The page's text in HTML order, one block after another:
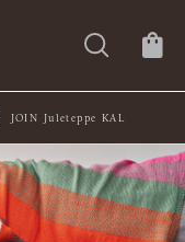
Summer Collections